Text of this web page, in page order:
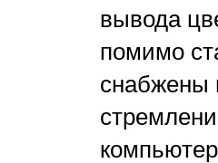
вывода
помимо
снабжены